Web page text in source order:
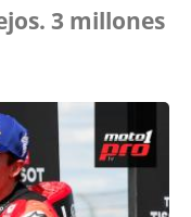
3 millones